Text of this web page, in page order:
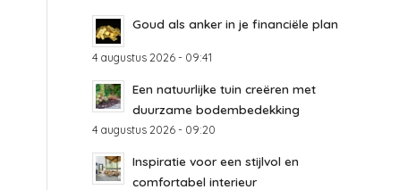
Goud als anker in je financiële plan
4 augustus 2026 - 09:41
Een natuurlijke tuin creëren met
duurzame bodembedekking
4 augustus 2026 - 09:20
Inspiratie voor een stijlvol en
comfortabel interieur